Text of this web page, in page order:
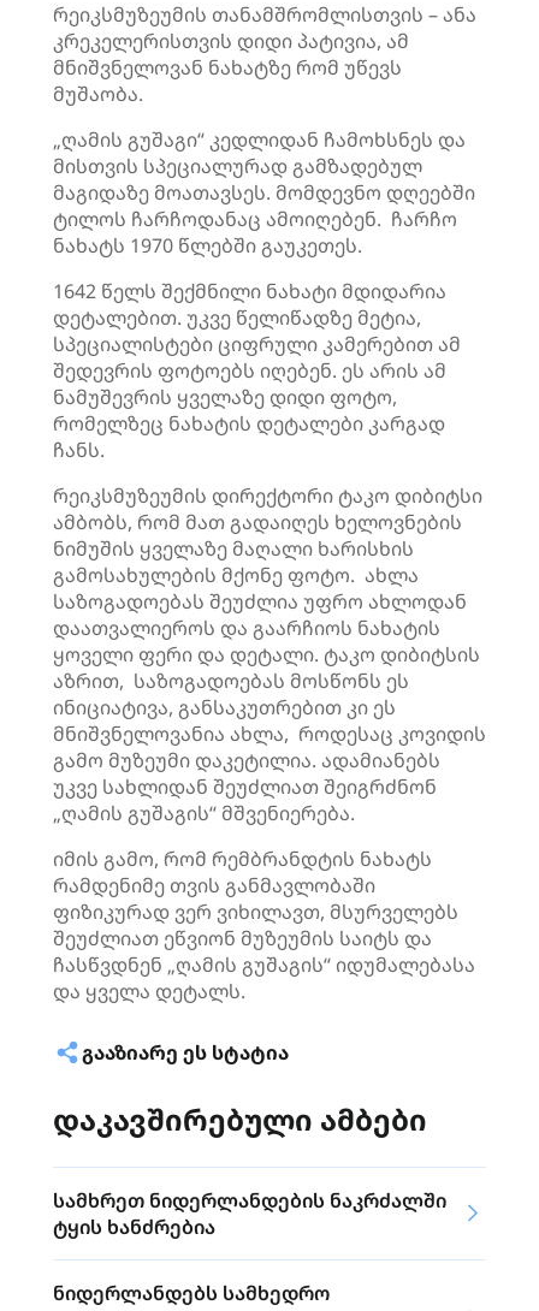
რეიკსმუზეუმის თანამშრომლისთვის – ანა
კრეკელერისთვის დიდი პატივია, ამ
მნიშვნელოვან ნახატზე რომ უწევს
მუშაობა.
„ღამის გუშაგი“ კედლიდან ჩამოხსნეს და
მისთვის სპეციალურად გამზადებულ
მაგიდაზე მოათავსეს. მომდევნო დღეებში
ტილოს ჩარჩოდანაც ამოიღებენ. ჩარჩო
ნახატს 1970 წლებში გაუკეთეს.
1642 წელს შექმნილი ნახატი მდიდარია
დეტალებით. უკვე წელიწადზე მეტია,
სპეციალისტები ციფრული კამერებით ამ
შედევრის ფოტოებს იღებენ. ეს არის ამ
ნამუშევრის ყველაზე დიდი ფოტო,
რომელზეც ნახატის დეტალები კარგად
ჩანს.
რეიკსმუზეუმის დირექტორი ტაკო დიბიტსი
ამბობს, რომ მათ გადაიღეს ხელოვნების
ნიმუშის ყველაზე მაღალი ხარისხის
გამოსახულების მქონე ფოტო. ახლა
საზოგადოებას შეუძლია უფრო ახლოდან
დაათვალიეროს და გაარჩიოს ნახატის
ყოველი ფერი და დეტალი. ტაკო დიბიტსის
აზრით, საზოგადოებას მოსწონს ეს
ინიციატივა, განსაკუთრებით კი ეს
მნიშვნელოვანია ახლა, როდესაც კოვიდის
გამო მუზეუმი დაკეტილია. ადამიანებს
უკვე სახლიდან შეუძლიათ შეიგრძნონ
„ღამის გუშაგის“ მშვენიერება.
იმის გამო, რომ რემბრანდტის ნახატს
რამდენიმე თვის განმავლობაში
ფიზიკურად ვერ ვიხილავთ, მსურველებს
შეუძლიათ ეწვიონ მუზეუმის საიტს და
ჩასწვდნენ „ღამის გუშაგის“ იდუმალებასა
და ყველა დეტალს.
ᲒᲐᲐᲖᲘᲐᲠᲔ ᲔᲡ ᲡᲢᲐᲢᲘᲐ
დაკავშირებული ამბები
სამხრეთ ნიდერლანდების ნაკრძალში
ტყის ხანძრებია
ნიდერლანდებს სამხედრო